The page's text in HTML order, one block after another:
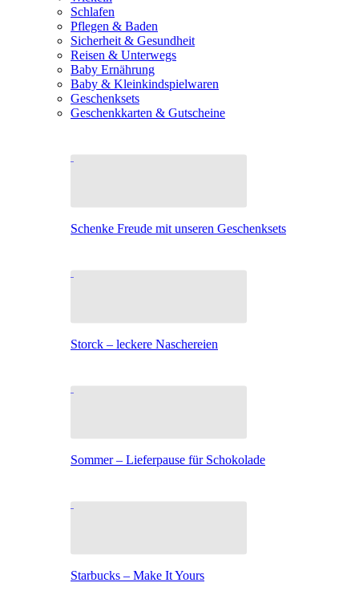
Schlafen
Pflegen & Baden
Sicherheit & Gesundheit
Reisen & Unterwegs
Baby Ernährung
Baby & Kleinkindspielwaren
Geschenksets
Geschenkkarten & Gutscheine
Schenke Freude mit unseren Geschenksets
Storck – leckere Naschereien
Sommer – Lieferpause für Schokolade
Starbucks – Make It Yours